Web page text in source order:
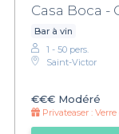
Casa Boca -
Bar à vin
1 - 50 pers.
Saint-Victor
€€€ Modéré
Privateaser :